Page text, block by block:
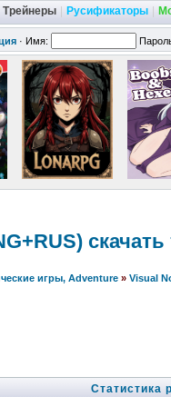
Трейнеры Русификаторы
· Имя:
скачать
игры, Adventure » Visual
Статистика